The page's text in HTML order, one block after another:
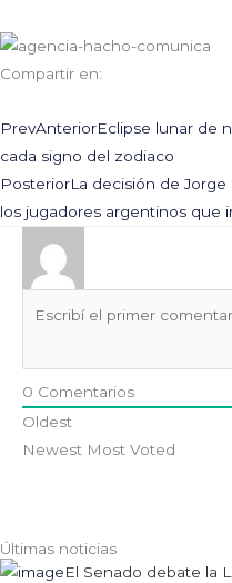
Compartir en:
PrevAnteriorEclipse lunar de
cada signo del zodiaco
PosteriorLa decisión de Jorge
los jugadores argentinos que
0 Comentarios
Oldest
Newest Most Voted
Últimas noticias
El Senado debate la